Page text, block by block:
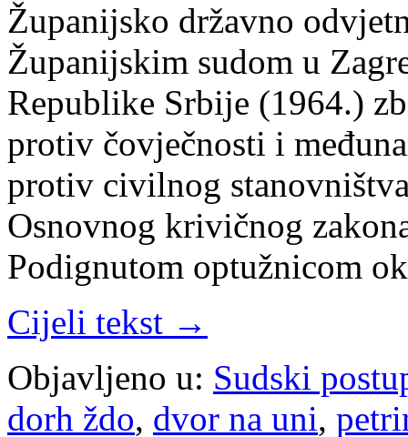
Županijsko državno
Županijskim sudom u
Republike Srbije (1964.)
protiv čovječnosti i
protiv civilnog
Osnovnog krivičnog
Podignutom optužnicom
Cijeli tekst →
Objavljeno u: Sudski
dorh ždo, dvor na uni,